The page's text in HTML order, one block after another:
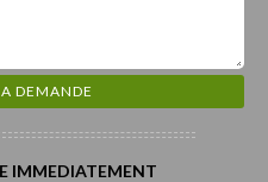
IMMEDIATEMENT